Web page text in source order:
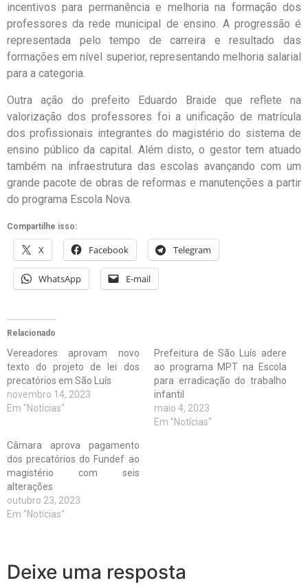
incentivos para permanência e melhoria na formação dos
professores da rede municipal de ensino. A progressão é
representada pelo tempo de carreira e resultado das
formações em nível superior, representando melhoria salarial
para a categoria.
Outra ação do prefeito Eduardo Braide que reflete na
valorização dos professores foi a unificação de matrícula
dos profissionais integrantes do magistério do sistema de
ensino público da capital. Além disto, o gestor tem atuado
também na infraestrutura das escolas avançando com um
grande pacote de obras de reformas e manutenções a partir
do programa Escola Nova.
Compartilhe isso:
X Facebook Telegram
WhatsApp E-mail
Relacionado
Vereadores aprovam novo
texto do projeto de lei dos
precatórios em São Luís
novembro 14, 2023
Em "Notícias"
Prefeitura de São Luís adere
ao programa MPT na Escola
para erradicação do trabalho
infantil
maio 4, 2023
Em "Notícias"
Câmara aprova pagamento
dos precatórios do Fundef ao
magistério com seis
alterações
outubro 23, 2023
Em "Notícias"
Deixe uma resposta